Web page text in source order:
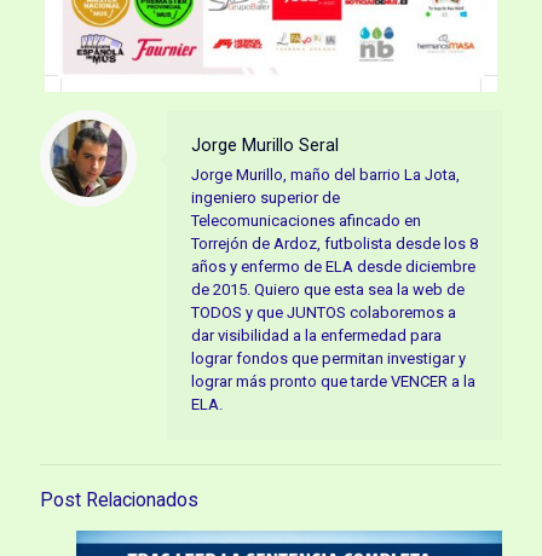
Jorge Murillo Seral
Jorge Murillo, maño del barrio La Jota,
ingeniero superior de
Telecomunicaciones afincado en
Torrejón de Ardoz, futbolista desde los 8
años y enfermo de ELA desde diciembre
de 2015. Quiero que esta sea la web de
TODOS y que JUNTOS colaboremos a
dar visibilidad a la enfermedad para
lograr fondos que permitan investigar y
lograr más pronto que tarde VENCER a la
ELA.
Post Relacionados